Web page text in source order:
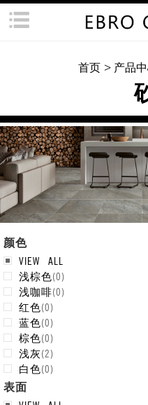
首页> 产品
颜色
VIEW ALL
浅棕色 (0)
浅咖啡(0)
红色 (0)
蓝色 (0)
棕色 (0)
浅灰(2)
白色 (0)
表面